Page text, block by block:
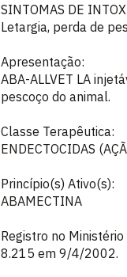
SINTOMAS DE
Letargia, perda de
Apresentação:
ABA-ALLVET LA
pescoço do animal.
Classe Terapêutica:
ENDECTOCIDAS
Princípio(s) Ativo(s):
ABAMECTINA
Registro no
8.215 em 9/4/2002.